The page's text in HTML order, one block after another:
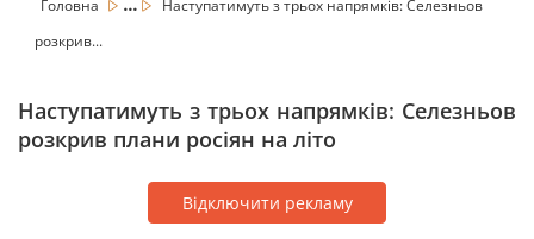
Головна
Наступатимуть з трьох напрямків: Селезньов
розкрив...
Наступатимуть з трьох напрямків: Селезньов
розкрив плани росіян на літо
Відключити рекламу